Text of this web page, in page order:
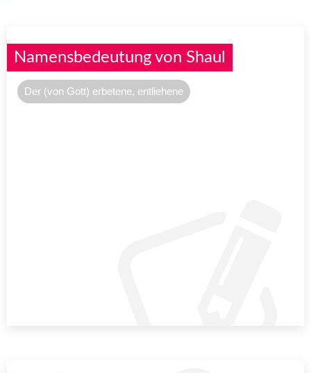
Namensbedeutung von Shaul
Der (von Gott) erbetene, entliehene